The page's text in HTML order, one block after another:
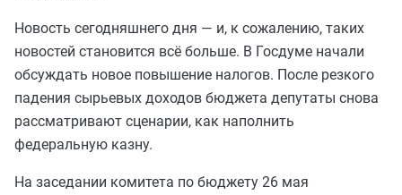
Новость сегодняшнего дня — и, к сожалению, таких
новостей становится всё больше. В Госдуме начали
обсуждать новое повышение налогов. После резкого
падения сырьевых доходов бюджета депутаты снова
рассматривают сценарии, как наполнить
федеральную казну.
На заседании комитета по бюджету 26 мая